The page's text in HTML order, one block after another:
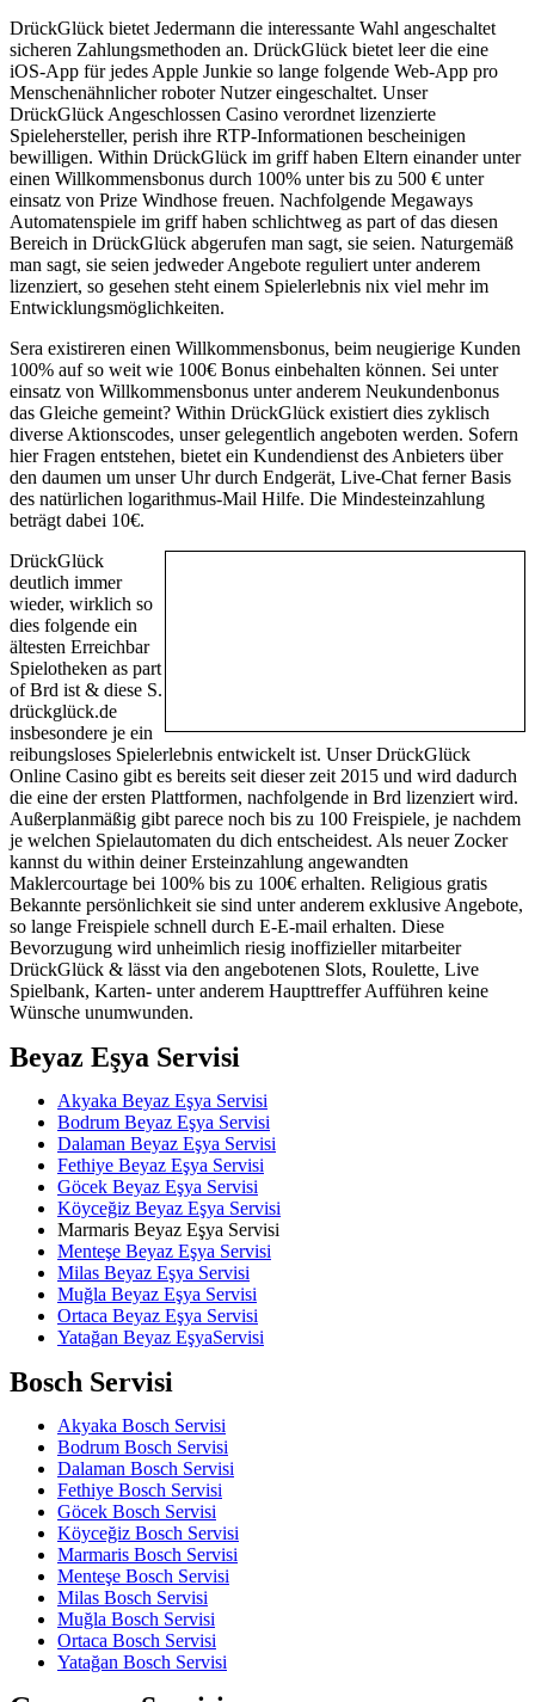
DrückGlück bietet Jedermann die interessante Wahl angeschaltet
sicheren Zahlungsmethoden an. DrückGlück bietet leer die eine
iOS-App für jedes Apple Junkie so lange folgende Web-App pro
Menschenähnlicher roboter Nutzer eingeschaltet. Unser
DrückGlück Angeschlossen Casino verordnet lizenzierte
Spielehersteller, perish ihre RTP-Informationen bescheinigen
bewilligen. Within DrückGlück im griff haben Eltern einander unter
einen Willkommensbonus durch 100% unter bis zu 500 € unter
einsatz von Prize Windhose freuen. Nachfolgende Megaways
Automatenspiele im griff haben schlichtweg as part of das diesen
Bereich in DrückGlück abgerufen man sagt, sie seien. Naturgemäß
man sagt, sie seien jedweder Angebote reguliert unter anderem
lizenziert, so gesehen steht einem Spielerlebnis nix viel mehr im
Entwicklungsmöglichkeiten.
Sera existireren einen Willkommensbonus, beim neugierige Kunden
100% auf so weit wie 100€ Bonus einbehalten können. Sei unter
einsatz von Willkommensbonus unter anderem Neukundenbonus
das Gleiche gemeint? Within DrückGlück existiert dies zyklisch
diverse Aktionscodes, unser gelegentlich angeboten werden. Sofern
hier Fragen entstehen, bietet ein Kundendienst des Anbieters über
den daumen um unser Uhr durch Endgerät, Live-Chat ferner Basis
des natürlichen logarithmus-Mail Hilfe. Die Mindesteinzahlung
beträgt dabei 10€.
DrückGlück
deutlich immer
wieder, wirklich so
dies folgende ein
ältesten Erreichbar
Spielotheken as part
of Brd ist & diese S.
drückglück.de
insbesondere je ein
reibungsloses Spielerlebnis entwickelt ist. Unser DrückGlück
Online Casino gibt es bereits seit dieser zeit 2015 und wird dadurch
die eine der ersten Plattformen, nachfolgende in Brd lizenziert wird.
Außerplanmäßig gibt parece noch bis zu 100 Freispiele, je nachdem
je welchen Spielautomaten du dich entscheidest. Als neuer Zocker
kannst du within deiner Ersteinzahlung angewandten
Maklercourtage bei 100% bis zu 100€ erhalten. Religious gratis
Bekannte persönlichkeit sie sind unter anderem exklusive Angebote,
so lange Freispiele schnell durch E-E-mail erhalten. Diese
Bevorzugung wird unheimlich riesig inoffizieller mitarbeiter
DrückGlück & lässt via den angebotenen Slots, Roulette, Live
Spielbank, Karten- unter anderem Haupttreffer Aufführen keine
Wünsche unumwunden.
Beyaz Eşya Servisi
Akyaka Beyaz Eşya Servisi
Bodrum Beyaz Eşya Servisi
Dalaman Beyaz Eşya Servisi
Fethiye Beyaz Eşya Servisi
Göcek Beyaz Eşya Servisi
Köyceğiz Beyaz Eşya Servisi
Marmaris Beyaz Eşya Servisi
Menteşe Beyaz Eşya Servisi
Milas Beyaz Eşya Servisi
Muğla Beyaz Eşya Servisi
Ortaca Beyaz Eşya Servisi
Yatağan Beyaz EşyaServisi
Bosch Servisi
Akyaka Bosch Servisi
Bodrum Bosch Servisi
Dalaman Bosch Servisi
Fethiye Bosch Servisi
Göcek Bosch Servisi
Köyceğiz Bosch Servisi
Marmaris Bosch Servisi
Menteşe Bosch Servisi
Milas Bosch Servisi
Muğla Bosch Servisi
Ortaca Bosch Servisi
Yatağan Bosch Servisi